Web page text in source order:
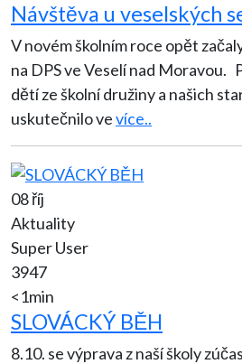
Návštěva u veselských
V novém školním roce opět
na DPS ve Veselí nad Moravou. První takové setkání
dětí ze školní družiny a našich
uskutečnilo vevíce..
08 říj
Aktuality
Super User
3947
<1min
SLOVÁCKÝ BĚH
8.10. se výprava z naší školy